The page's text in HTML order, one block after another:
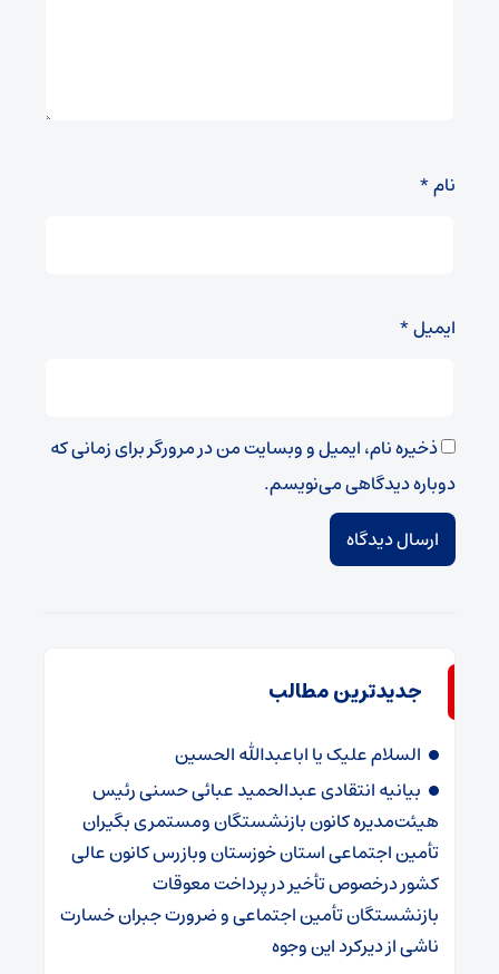
نام*
ایمیل*
ذخیره نام، ایمیل و وبسایت من در مرورگر برای زمانی که
دوباره دیدگاهی می‌نویسم.
جدیدترین مطالب
السلام علیک یا اباعبدالله الحسین
بیانیه انتقادی عبدالحمید عبائی حسنی رئیس
هیئت‌مدیره کانون بازنشستگان ومستمری بگیران
تأمین اجتماعی استان خوزستان وبازرس کانون عالی
کشور درخصوص تأخیر در پرداخت معوقات
بازنشستگان تأمین اجتماعی و ضرورت جبران خسارت
ناشی از دیرکرد این وجوه